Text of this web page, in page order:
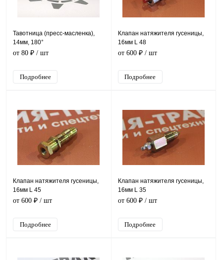
Тавотница (пресс-масленка),
14мм, 180°
от 80 ₽ / шт
Подробнее
Клапан натяжителя гусеницы,
16мм L 48
от 600 ₽/ шт
Подробнее
Клапан натяжителя гусеницы,
16мм L 45
от 600 ₽ / шт
Подробнее
Клапан натяжителя гусеницы,
16мм L 35
от 600 ₽/ шт
Подробнее